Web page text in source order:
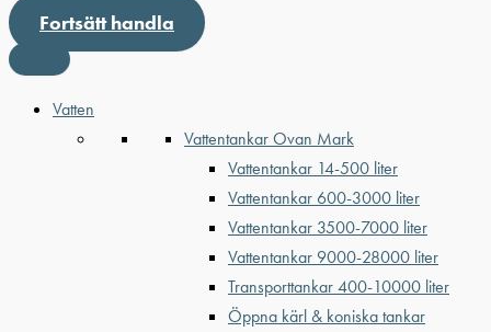
Fortsätt handla
Vatten
Vattentankar Ovan Mark
Vattentankar 14-500 liter
Vattentankar 600-3000 liter
Vattentankar 3500-7000 liter
Vattentankar 9000-28000 liter
Transporttankar 400-10000 liter
Öppna kärl & koniska tankar